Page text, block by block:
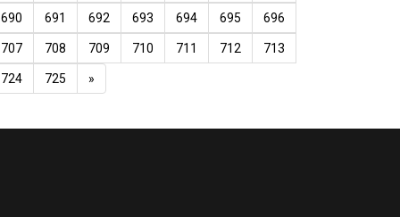
690 691 692 693 694 695 696
707 708 709 710 711 712 713
724 725 »